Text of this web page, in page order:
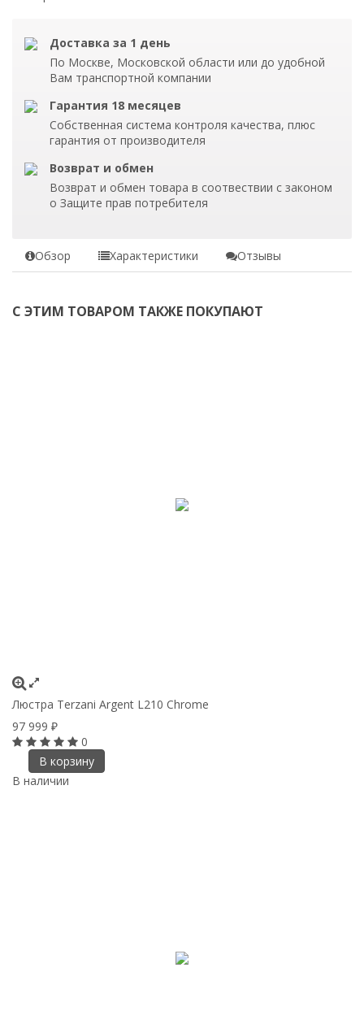
Доставка за 1 день
По Москве, Московской области или до удобной
Вам транспортной компании
Гарантия 18 месяцев
Собственная система контроля качества, плюс
гарантия от производителя
Возврат и обмен
Возврат и обмен товара в соотвествии с законом
о Защите прав потребителя
Обзор Характеристики Отзывы
С ЭТИМ ТОВАРОМ ТАКЖЕ ПОКУПАЮТ
Люстра Terzani Argent L210 Chrome
97 999 ₽
0
В корзину
В наличии